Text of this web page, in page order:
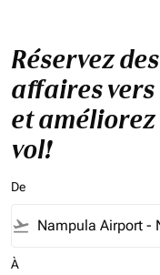
Réservez
affaires
et
vol!
De
flight_takeoff
À